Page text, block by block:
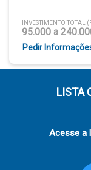
INVESTIMENTO TOTAL
95.000 a
Pedir
LISTA
Acesse a